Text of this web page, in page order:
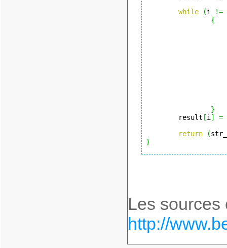
while
(i !=
{
}
result [i ] =
return
(
}
Les sources
http://